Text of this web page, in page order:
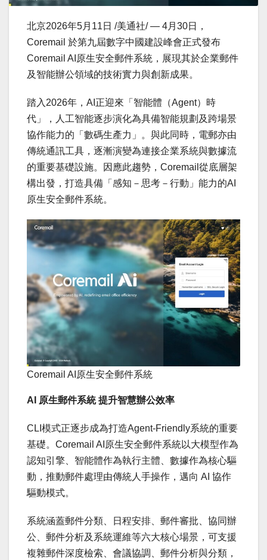
北京2026年5月11日 /美通社/ — 4月30日，
Coremail 於第九屆數字中國建設峰會正式發布
Coremail AI原生安全郵件系統，展現其於企業郵件
及智能辦公領域的技術實力與創新成果。
踏入2026年，AI正迎來「智能體（Agent）時
代」，人工智能逐步演化為具備智能規劃及跨場景
協作能力的「數碼生產力」。與此同時，電郵亦由
傳統通訊工具，逐漸演變為連接企業系統與數據流
的重要基礎設施。因應此趨勢，Coremail從底層架
構出發，打造具備「感知－思考－行動」能力的AI
原生安全郵件系統。
Coremail AI原生安全郵件系統
AI 原生郵件系統 提升智慧辦公效率
CLI模式正逐步成為打造Agent-Friendly系統的重要
基礎。Coremail AI原生安全郵件系統以大模型作為
認知引擎、智能體作為執行主體、數據作為核心驅
動，推動郵件處理由傳統人手操作，邁向 AI 協作
驅動模式。
系統涵蓋郵件分類、日程安排、郵件審批、協同辦
公、郵件分析及系統運維等六大核心場景，可支援
複雜郵件深度檢索、會議協調、郵件分析與分類，